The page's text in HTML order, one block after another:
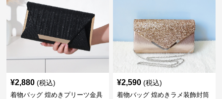
¥2,880 (税込)
着物バッグ 煌めきプリーツ金具
¥2,590 (税込)
着物バッグ 煌めきラメ装飾封筒